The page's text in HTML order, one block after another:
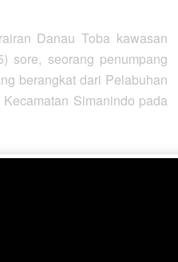
Danau Toba kawasan
sore, seorang penumpang
berangkat dari Pelabuhan
Simanindo pada
mengatakan, saat itu
pintu kapal yang juga